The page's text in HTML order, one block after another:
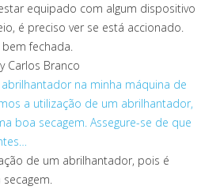
equipado com algum dispositivo
é preciso ver se está accionado.
fechada.
Carlos Branco
na minha máquina de
a utilização de um abrilhantador,
boa secagem. Assegure-se de que
de um abrilhantador, pois é